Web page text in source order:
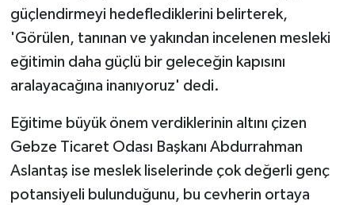
güçlendirmeyi hedeflediklerini belirterek,
'Görülen, tanınan ve yakından incelenen mesleki
eğitimin daha güçlü bir geleceğin kapısını
aralayacağına inanıyoruz' dedi.
Eğitime büyük önem verdiklerinin altını çizen
Gebze Ticaret Odası Başkanı Abdurrahman
Aslantaş ise meslek liselerinde çok değerli genç
potansiyeli bulunduğunu, bu cevherin ortaya